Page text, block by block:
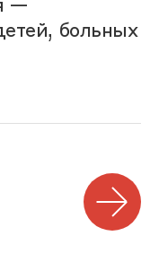
—
больных